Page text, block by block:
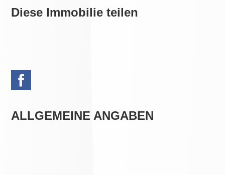
Diese Immobilie teilen
ALLGEMEINE ANGABEN